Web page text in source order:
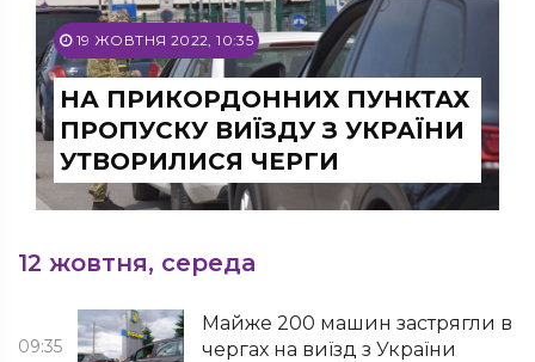
19 ЖОВТНЯ 2022, 10:35
НА ПРИКОРДОННИХ ПУНКТАХ
ПРОПУСКУ ВИЇЗДУ З УКРАЇНИ
УТВОРИЛИСЯ ЧЕРГИ
12 жовтня, середа
09:35
Майже 200 машин застрягли в
чергах на виїзд з України